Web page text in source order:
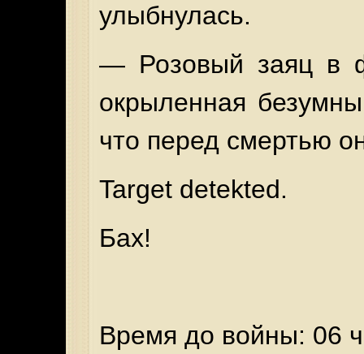
улыбнулась.
— Розовый заяц в
окрыленная
что перед смертью
Target detekted.
Бах!
Время до войны: 06